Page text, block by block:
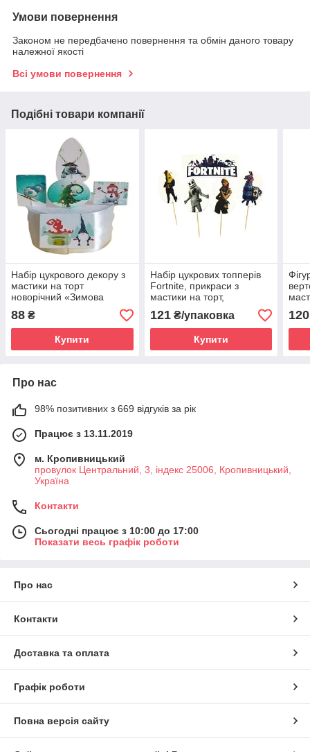
Умови повернення
Законом не передбачено повернення та обмін даного товару
належної якості
Всі умови повернення
Подібні товари компанії
Набір цукрового декору з
мастики на торт
новорічний «Зимова
88 ₴
Купити
Набір цукрових топперів
Fortnite, прикраси з
мастики на торт,
121₴/упаковка
Купити
120
Про нас
98% позитивних з 669 відгуків за рік
Працює з 13.11.2019
м. Кропивницький
провулок Центральний, 3, індекс 25006, Кропивницький,
Україна
Контакти
Сьогодні працює з 10:00 до 17:00
Показати весь графік роботи
Про нас
Контакти
Доставка та оплата
Графік роботи
Повна версія сайту